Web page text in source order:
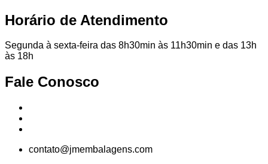
Horário de Atendimento
Segunda à sexta-feira das 8h30min às 11h30min e das 13h
às 18h
Fale Conosco
contato@jmembalagens.com